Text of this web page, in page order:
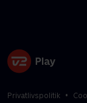
Privatlivspolitik